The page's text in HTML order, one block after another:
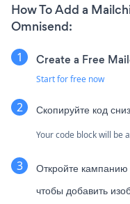
How To Add a
Omnisend:
Create a Free
Start for free now
Скопируйте код
Your code block will be
Откройте
чтобы добавить